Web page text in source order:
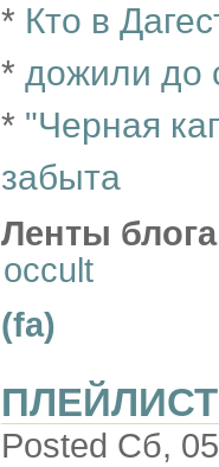
* Кто в
* дожили до
* "Черная
забыта
Ленты
occult
(fa)
ПЛЕЙЛИСТ
Posted Сб,